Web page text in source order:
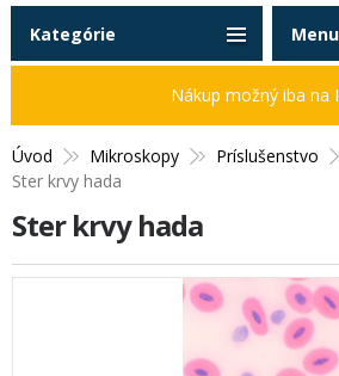
Úvod Mikroskopy Príslušenstvo
Ster krvy hada
Ster krvy hada
Kategórie
Nákup možný iba na
Menu